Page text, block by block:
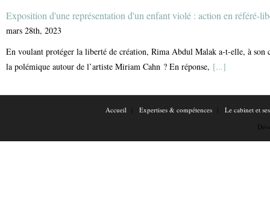
Exposition d'une représentation d'un enfant violé : action en référé-
mars 28th, 2023
En voulant protéger la liberté de création, Rima Abdul Malak a-t-elle, à
la polémique autour de l’artiste Miriam Cahn ? En réponse, [...]
Accueil Expertises & compétences
Le cabinet et